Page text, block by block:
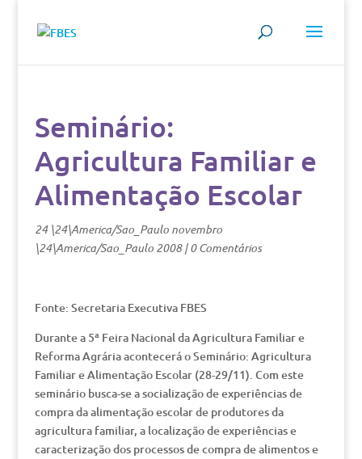
Seminário:
Agricultura Familiar e
Alimentação Escolar
24 \24\America/Sao_Paulo novembro
\24\America/Sao_Paulo 2008|0 Comentários
Fonte: Secretaria Executiva FBES
Durante a 5ª Feira Nacional da Agricultura Familiar e
Reforma Agrária acontecerá o Seminário: Agricultura
Familiar e Alimentação Escolar (28-29/11). Com este
seminário busca-se a socialização de experiências de
compra da alimentação escolar de produtores da
agricultura familiar, a localização de experiências e
caracterização dos processos de compra de alimentos e